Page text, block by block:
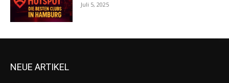
Juli 5, 2025
NEUE ARTIKEL